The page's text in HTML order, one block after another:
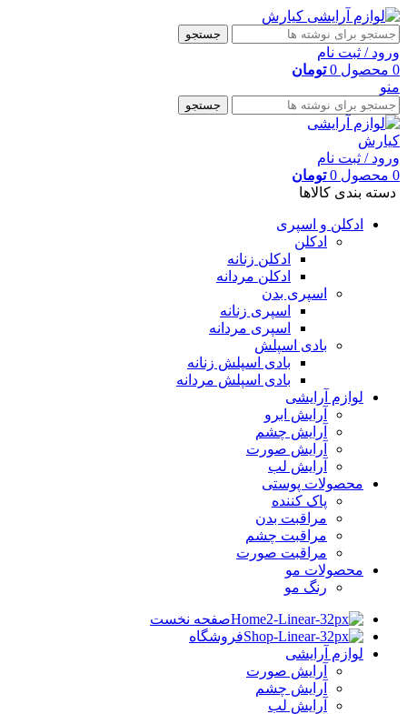
جستجو
ورود / ثبت نام
0 محصول 0 تومان
منو
جستجو
ورود / ثبت نام
0 محصول 0 تومان
دسته بندی کالاها
ادکلن و اسپری
ادکلن
ادکلن زنانه
ادکلن مردانه
اسپری بدن
اسپری زنانه
اسپری مردانه
بادی اسپلش
بادی اسپلش زنانه
بادی اسپلش مردانه
لوازم آرایشی
آرایش ابرو
آرایش چشم
آرایش صورت
آرایش لب
محصولات پوستی
پاک کننده
مراقبت بدن
مراقبت چشم
مراقبت صورت
محصولات مو
رنگ مو
صفحه نخست
فروشگاه
لوازم آرایشی
آرایش صورت
آرایش چشم
آرایش لب